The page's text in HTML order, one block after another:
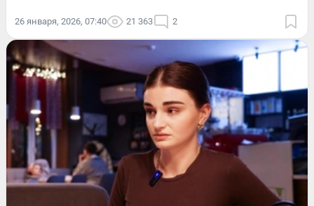
26 января, 2026, 07:40 21 363 2